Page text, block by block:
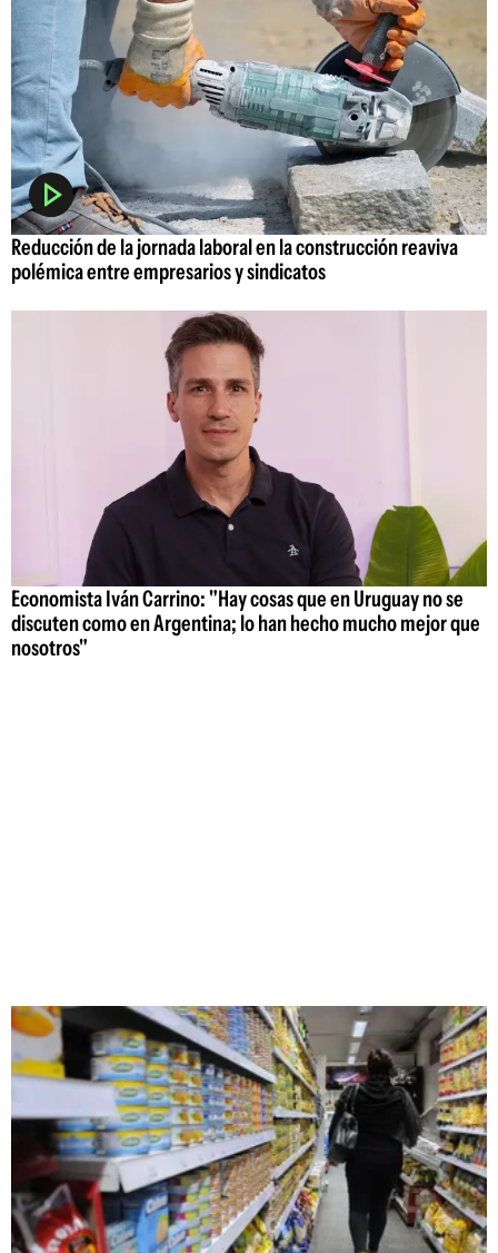
Reducción de la jornada laboral en la construcción reaviva
polémica entre empresarios y sindicatos
Economista Iván Carrino: "Hay cosas que en Uruguay no se
discuten como en Argentina; lo han hecho mucho mejor que
nosotros"